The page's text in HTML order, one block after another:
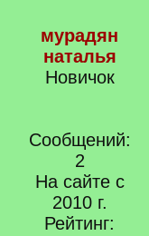
мурадян
наталья
Новичок
Сообщений:
2
На сайте с
2010 г.
Рейтинг: